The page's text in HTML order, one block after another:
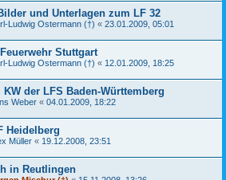
und Unterlagen zum LF 32
Ludwig Ostermann (†) « 23.01.2009, 05:01
Stuttgart
Ludwig Ostermann (†) « 12.01.2009, 18:25
der LFS Baden-Württemberg
Weber « 04.01.2009, 18:22
Heidelberg
Müller « 19.12.2008, 23:51
in Reutlingen